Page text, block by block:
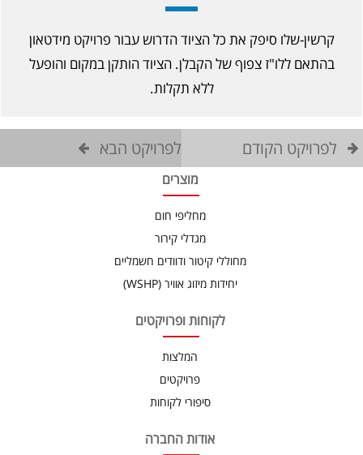
קרשין-שלו סיפק את כל הציוד הדרוש עבור פרויקט מידטאון
בהתאם ללו"ז צפוף של הקבלן. הציוד הותקן במקום והופעל
ללא תקלות.
לפרויקט הבא לפרויקט הקודם
מוצרים
מחליפי חום
מגדלי קירור
מחוללי קיטור ודוודים חשמליים
יחידות מיזוג אוויר (WSHP)
לקוחות ופרויקטים
המלצות
פרויקטים
סיפורי לקוחות
אודות החברה